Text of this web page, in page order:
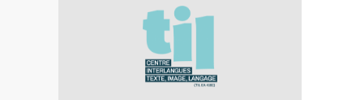
Affiliations/partenaires